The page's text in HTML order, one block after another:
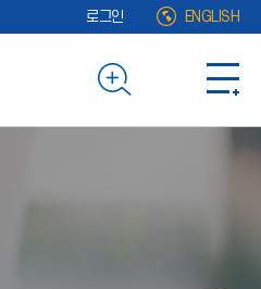
로그인 ENGLISH